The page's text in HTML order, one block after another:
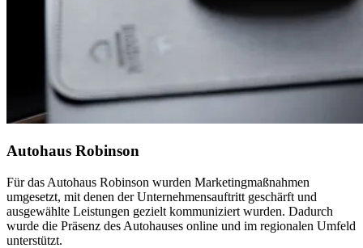
Autohaus Robinson
Für das Autohaus Robinson wurden Marketingmaßnahmen
umgesetzt, mit denen der Unternehmensauftritt geschärft und
ausgewählte Leistungen gezielt kommuniziert wurden. Dadurch
wurde die Präsenz des Autohauses online und im regionalen Umfeld
unterstützt.